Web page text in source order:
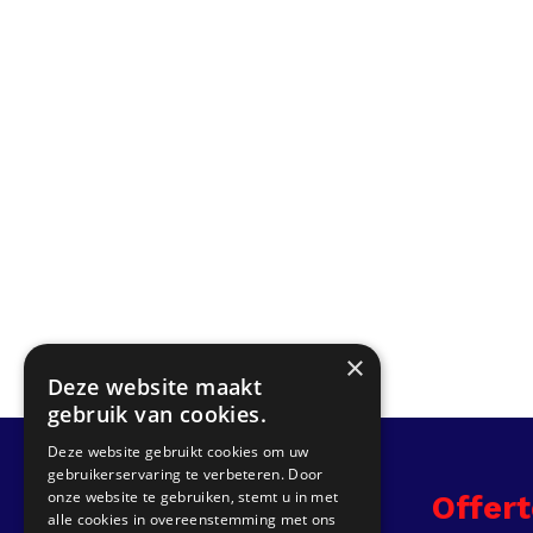
Info
×
Deze website maakt
gebruik van cookies.
Deze website gebruikt cookies om uw
gebruikerservaring te verbeteren. Door
onze website te gebruiken, stemt u in met
alle cookies in overeenstemming met ons